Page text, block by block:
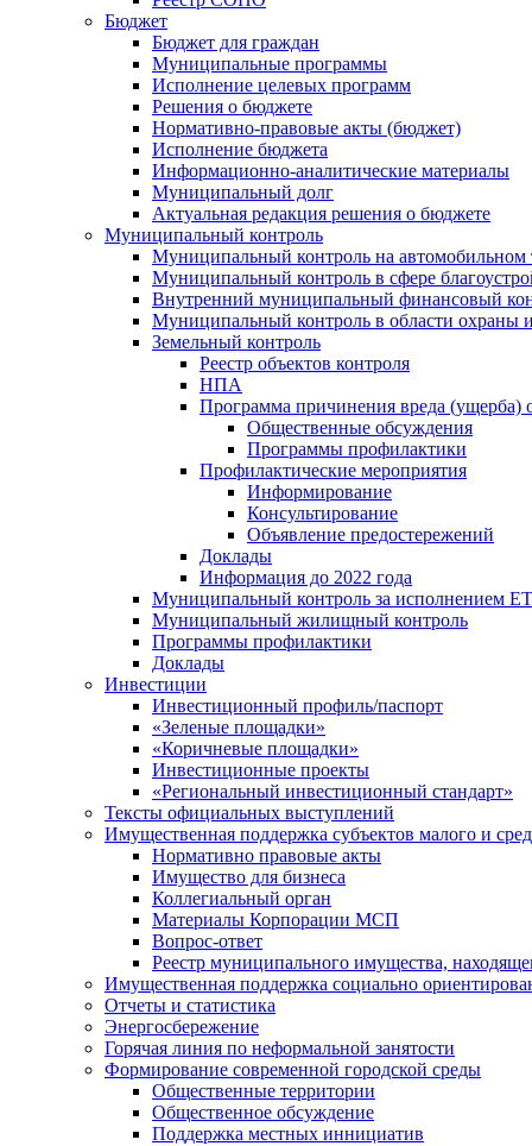
Бюджет
Бюджет для граждан
Муниципальные программы
Исполнение целевых программ
Решения о бюджете
Нормативно-правовые акты (бюджет)
Исполнение бюджета
Информационно-аналитические материалы
Муниципальный долг
Актуальная редакция решения о бюджете
Муниципальный контроль
Муниципальный контроль на автомобильном
Муниципальный контроль в сфере
Внутренний муниципальный финансовый
Муниципальный контроль в области охраны
Земельный контроль
Реестр объектов контроля
НПА
Программа причинения вреда (ущерба)
Общественные обсуждения
Программы профилактики
Профилактические мероприятия
Информирование
Консультирование
Объявление предостережений
Доклады
Информация до 2022 года
Муниципальный контроль за исполнением
Муниципальный жилищный контроль
Программы профилактики
Доклады
Инвестиции
Инвестиционный профиль/паспорт
«Зеленые площадки»
«Коричневые площадки»
Инвестиционные проекты
«Региональный инвестиционный стандарт»
Тексты официальных выступлений
Имущественная поддержка субъектов малого и
Нормативно правовые акты
Имущество для бизнеса
Коллегиальный орган
Материалы Корпорации МСП
Вопрос-ответ
Реестр муниципального имущества,
Имущественная поддержка социально
Отчеты и статистика
Энергосбережение
Горячая линия по неформальной занятости
Формирование современной городской среды
Общественные территории
Общественное обсуждение
Поддержка местных иннициатив